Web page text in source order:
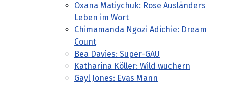
Oxana Matiychuk: Rose Ausländers
Leben im Wort
Chimamanda Ngozi Adichie: Dream
Count
Bea Davies: Super-GAU
Katharina Köller: Wild wuchern
Gayl Jones: Evas Mann